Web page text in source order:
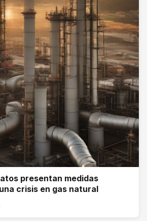
presentan medidas
crisis en gas natural